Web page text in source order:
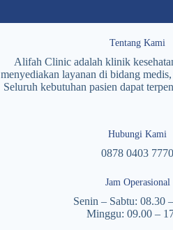
Tentang Kami
Alifah Clinic adalah klinik
menyediakan layanan di bidang
Seluruh kebutuhan pasien dapat
Hubungi Kami
0878 0403 7770
Jam Operasional
Senin – Sabtu: 08.30
Minggu: 09.00 –